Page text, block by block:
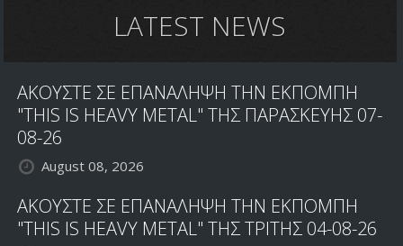
LATEST NEWS
ΑΚΟΥΣΤΕ ΣΕ ΕΠΑΝΑΛΗΨΗ ΤΗΝ ΕΚΠΟΜΠΗ
"THIS IS HEAVY METAL" ΤΗΣ ΠΑΡΑΣΚΕΥΗΣ 07-
08-26
August 08, 2026
ΑΚΟΥΣΤΕ ΣΕ ΕΠΑΝΑΛΗΨΗ ΤΗΝ ΕΚΠΟΜΠΗ
"THIS IS HEAVY METAL" ΤΗΣ ΤΡΙΤΗΣ 04-08-26